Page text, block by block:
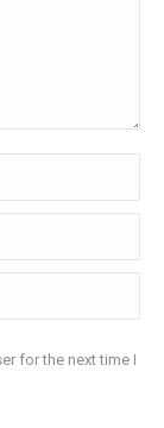
for the next time I